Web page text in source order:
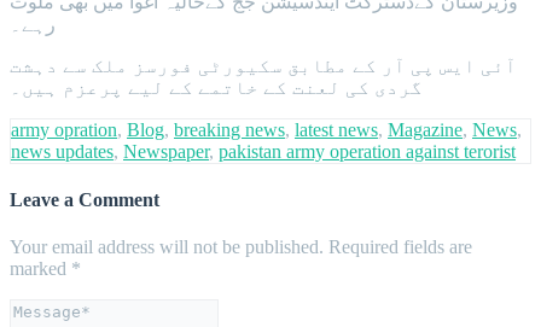
رہے۔
آئی ایس پی آر کے مطابق سکیورٹی فورسز ملک سے دہشت
گردی کی لعنت کے خاتمے کے لیے پرعزم ہیں۔
army opration, Blog, breaking news, latest news, Magazine, News,
news updates, Newspaper, pakistan army operation against terorist
Leave a Comment
Your email address will not be published. Required fields are
marked *